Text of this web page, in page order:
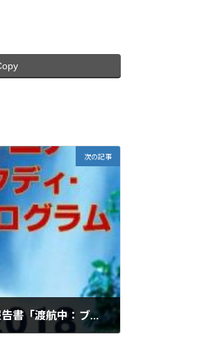
次の記事
パプアニューギニア・スタディ・プログラム - 報告書「渡航中：ブダル大学」